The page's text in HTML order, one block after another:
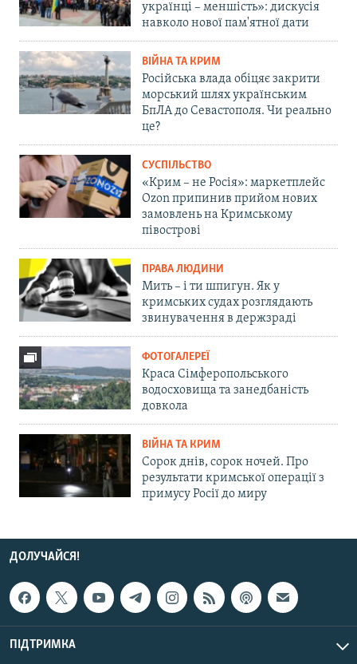
українці – меншість»: дискусія
навколо нової пам'ятної дати
ВІЙНА ТА КРИМ
Російська влада обіцяє закрити
морський шлях українським
БпЛА до Севастополя. Чи реально
це?
СУСПІЛЬСТВО
«Крим – не Росія»: маркетплейс
Ozon припинив прийом нових
замовлень на Кримському
півострові
ПРАВА ЛЮДИНИ
Мить – і ти шпигун. Як у
кримських судах розглядають
звинувачення в держзраді
ФОТОГАЛЕРЕЇ
Краса Сімферопольського
водосховища та занедбаність
довкола
ВІЙНА ТА КРИМ
Сорок днів, сорок ночей. Про
результати кримської операції з
примусу Росії до миру
ДОЛУЧАЙСЯ!
ПІДТРИМКА